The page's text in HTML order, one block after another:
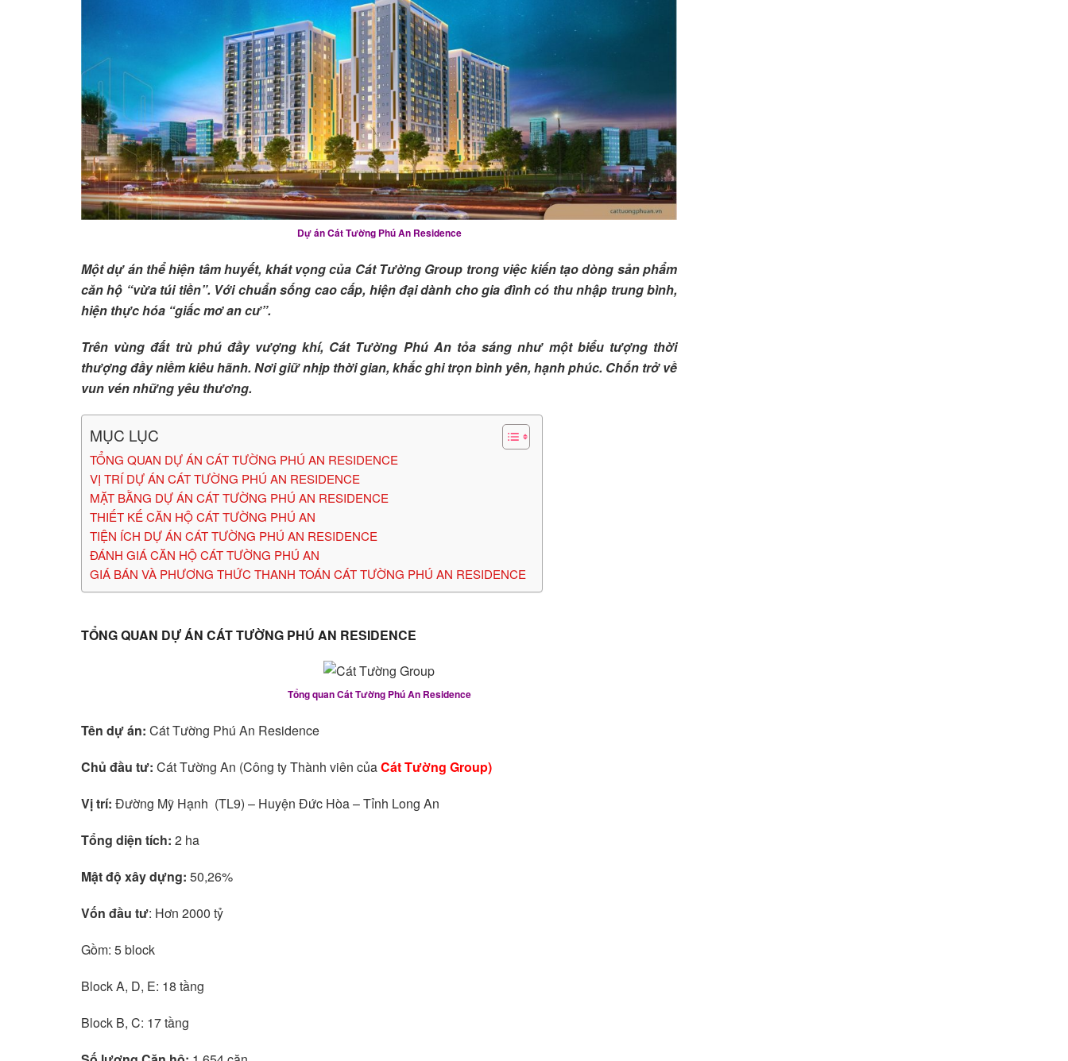
Dự án Cát Tường Phú An Residence
Một dự án thể hiện tâm huyết, khát vọng của Cát Tường Group trong việc kiến tạo dòng sản phẩm
căn hộ “vừa túi tiền”. Với chuẩn sống cao cấp, hiện đại dành cho gia đình có thu nhập trung bình,
hiện thực hóa “giấc mơ an cư”.
Trên vùng đất trù phú đầy vượng khí, Cát Tường Phú An tỏa sáng như một biểu tượng thời
thượng đầy niềm kiêu hãnh. Nơi giữ nhịp thời gian, khắc ghi trọn bình yên, hạnh phúc. Chốn trở về
vun vén những yêu thương.
MỤC LỤC
TỔNG QUAN DỰ ÁN CÁT TƯỜNG PHÚ AN RESIDENCE
VỊ TRÍ DỰ ÁN CÁT TƯỜNG PHÚ AN RESIDENCE
MẶT BẰNG DỰ ÁN CÁT TƯỜNG PHÚ AN RESIDENCE
THIẾT KẾ CĂN HỘ CÁT TƯỜNG PHÚ AN
TIỆN ÍCH DỰ ÁN CÁT TƯỜNG PHÚ AN RESIDENCE
ĐÁNH GIÁ CĂN HỘ CÁT TƯỜNG PHÚ AN
GIÁ BÁN VÀ PHƯƠNG THỨC THANH TOÁN CÁT TƯỜNG PHÚ AN RESIDENCE
TỔNG QUAN DỰ ÁN CÁT TƯỜNG PHÚ AN RESIDENCE
Tổng quan Cát Tường Phú An Residence
Tên dự án: Cát Tường Phú An Residence
Chủ đầu tư: Cát Tường An (Công ty Thành viên củaCát Tường Group)
Vị trí: Đường Mỹ Hạnh (TL9) – Huyện Đức Hòa – Tỉnh Long An
Tổng diện tích: 2 ha
Mật độ xây dựng: 50,26%
Vốn đầu tư: Hơn 2000 tỷ
Gồm: 5 block
Block A, D, E: 18 tầng
Block B, C: 17 tầng